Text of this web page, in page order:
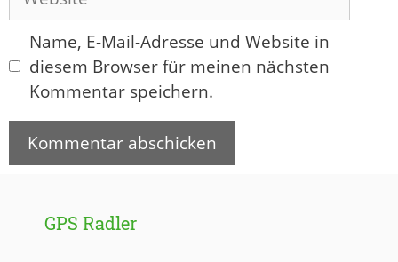
Name, E-Mail-Adresse und Website in
diesem Browser für meinen nächsten
Kommentar speichern.
GPS Radler